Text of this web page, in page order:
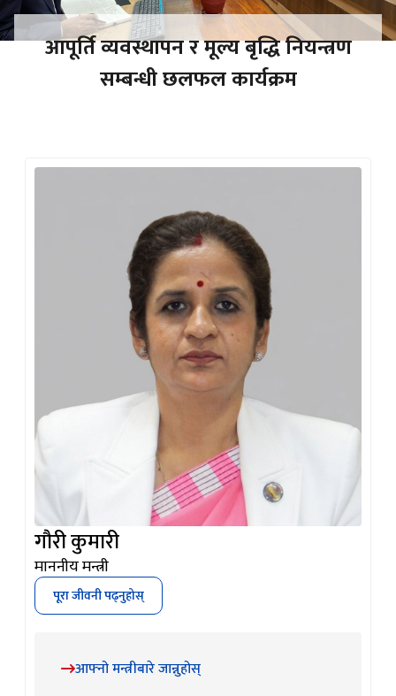
आपूर्ति व्यवस्थापन र मूल्य बृद्धि नियन्त्रण
सम्बन्धी छलफल कार्यक्रम
गौरी कुमारी
माननीय मन्त्री
पूरा जीवनी पढ्नुहोस्
आफ्नो मन्त्रीबारे जान्नुहोस्